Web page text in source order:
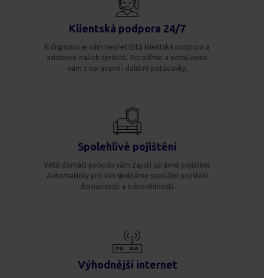
Klientská podpora 24/7
K dispozici je vám nepřetržitá klientská podpora a
asistence našich správců. Poradíme a pomůžeme
vám s opravami i dalšími požadavky.
Spolehlivé pojištění
Větší domácí pohodu vám zajistí správné pojištění.
Automaticky pro vás sjednáme speciální pojištění
domácnosti a odpovědnosti.
Výhodnější internet